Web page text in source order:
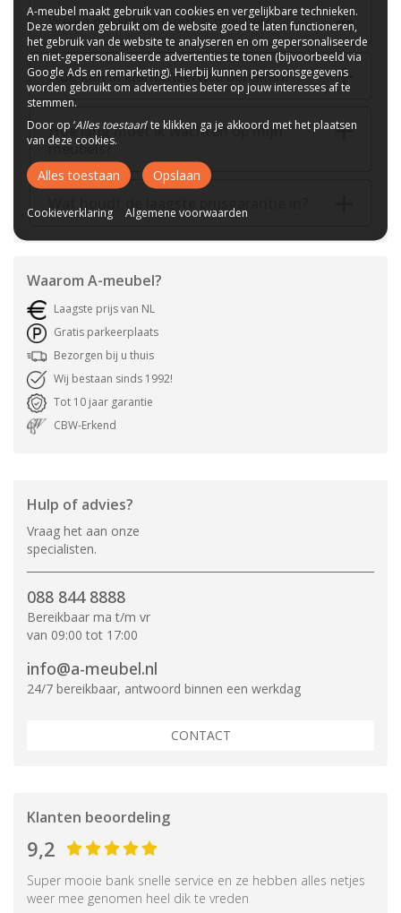
Welke garanties biedt A-meubel?
Hoe kan ik klantenservice bereiken?
Hoe lang moet ik wachten op mijn
meubels?
Wat houdt de laagste prijsgarantie in?
Waarom A-meubel?
Laagste prijs van NL
Gratis parkeerplaats
Bezorgen bij u thuis
Wij bestaan sinds 1992!
Tot 10 jaar garantie
CBW-Erkend
Hulp of advies?
Vraag het aan onze
specialisten.
088 844 8888
Bereikbaar ma t/m vr
van 09:00 tot 17:00
info@a-meubel.nl
24/7 bereikbaar, antwoord binnen een werkdag
CONTACT
Klanten beoordeling
9,2
Super mooie bank snelle service en ze hebben alles netjes
weer mee genomen heel dik te vreden
A-meubel maakt gebruik van cookies en vergelijkbare technieken.
Deze worden gebruikt om de website goed te laten functioneren,
het gebruik van de website te analyseren en om gepersonaliseerde
en niet-gepersonaliseerde advertenties te tonen (bijvoorbeeld via
Google Ads en remarketing). Hierbij kunnen persoonsgegevens
worden gebruikt om advertenties beter op jouw interesses af te
stemmen.
Door op ‘Alles toestaan’ te klikken ga je akkoord met het plaatsen
van deze cookies.
Alles toestaan Opslaan
Cookieverklaring Algemene voorwaarden